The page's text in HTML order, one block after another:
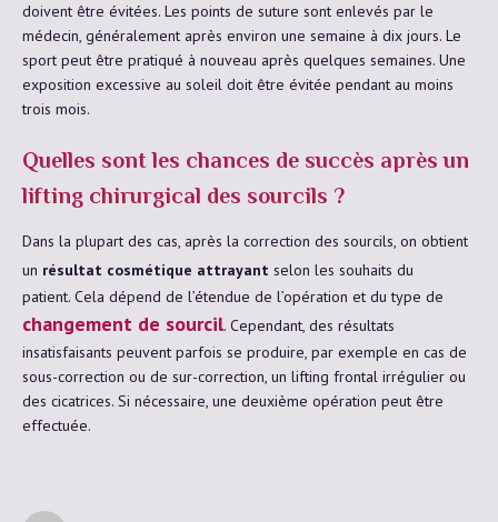
doivent être évitées. Les points de suture sont enlevés par le
médecin, généralement après environ une semaine à dix jours. Le
sport peut être pratiqué à nouveau après quelques semaines. Une
exposition excessive au soleil doit être évitée pendant au moins
trois mois.
Quelles sont les chances de succès après un
lifting chirurgical des sourcils ?
Dans la plupart des cas, après la correction des sourcils, on obtient
un résultat cosmétique attrayant selon les souhaits du
patient. Cela dépend de l’étendue de l’opération et du type de
changement de sourcil. Cependant, des résultats
insatisfaisants peuvent parfois se produire, par exemple en cas de
sous-correction ou de sur-correction, un lifting frontal irrégulier ou
des cicatrices. Si nécessaire, une deuxième opération peut être
effectuée.